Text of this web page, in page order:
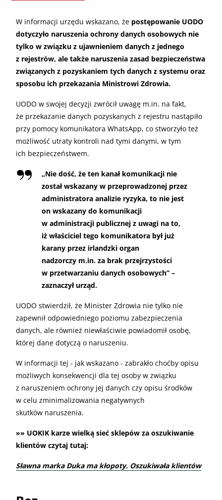
W informacji urzędu wskazano, że postępowanie UODO
dotyczyło naruszenia ochrony danych osobowych nie
tylko w związku z ujawnieniem danych z jednego
z rejestrów, ale także naruszenia zasad bezpieczeństwa
związanych z pozyskaniem tych danych z systemu oraz
sposobu ich przekazania Ministrowi Zdrowia.
UODO w swojej decyzji zwrócił uwagę m.in. na fakt,
że przekazanie danych pozyskanych z rejestru nastąpiło
przy pomocy komunikatora WhatsApp, co stworzyło też
możliwość utraty kontroli nad tymi danymi, w tym
ich bezpieczeństwem.
„Nie dość, że ten kanał komunikacji nie
został wskazany w przeprowadzonej przez
administratora analizie ryzyka, to nie jest
on wskazany do komunikacji
w administracji publicznej z uwagi na to,
iż właściciel tego komunikatora był już
karany przez irlandzki organ
nadzorczy m.in. za brak przejrzystości
w przetwarzaniu danych osobowych” –
zaznaczył urząd.
UODO stwierdził, że Minister Zdrowia nie tylko nie
zapewnił odpowiedniego poziomu zabezpieczenia
danych, ale również niewłaściwie powiadomił osobę,
której dane dotyczą o naruszeniu.
W informacji tej - jak wskazano - zabrakło choćby opisu
możliwych konsekwencji dla tej osoby w związku
z naruszeniem ochrony jej danych czy opisu środków
w celu zminimalizowania negatywnych
skutków naruszenia.
»» UOKIK karze wielką sieć sklepów za oszukiwanie
klientów czytaj tutaj:
Sławna marka Duka ma kłopoty. Oszukiwała klientów